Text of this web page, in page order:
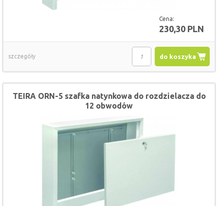
Cena:
230,30 PLN
do koszyka
szczegóły
TEIRA ORN-5 szafka natynkowa do rozdzielacza do
12 obwodów